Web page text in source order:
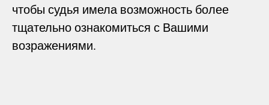
чтобы судья имела возможность более
тщательно ознакомиться с Вашими
возражениями.